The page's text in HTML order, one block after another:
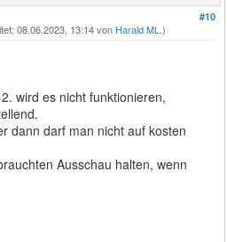
#10
08.06.2023, 13:14 von Harald ML .)
wird es nicht funktionieren,
dann darf man nicht auf kosten
Ausschau halten, wenn